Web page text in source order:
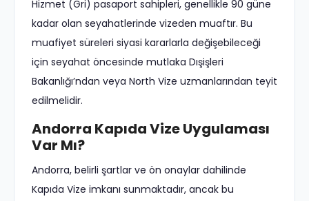
Hizmet (Gri) pasaport sahipleri, genellikle 90 güne
kadar olan seyahatlerinde vizeden muaftır. Bu
muafiyet süreleri siyasi kararlarla değişebileceği
için seyahat öncesinde mutlaka Dışişleri
Bakanlığı’ndan veya North Vize uzmanlarından teyit
edilmelidir.
Andorra Kapıda Vize Uygulaması
Var Mı?
Andorra, belirli şartlar ve ön onaylar dahilinde
Kapıda Vize imkanı sunmaktadır, ancak bu